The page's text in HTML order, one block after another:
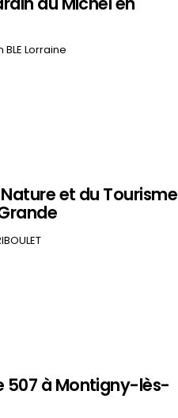
Lorraine
et du Tourisme
507 à Montigny-lès-